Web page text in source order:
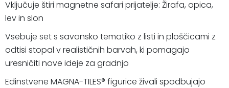
Vključuje štiri magnetne safari prijatelje: Žirafa, opica,
lev in slon
Vsebuje set s savansko tematiko z listi in ploščicami z
odtisi stopal v realističnih barvah, ki pomagajo
uresničiti nove ideje za gradnjo
Edinstvene MAGNA-TILES® figurice živali spodbujajo